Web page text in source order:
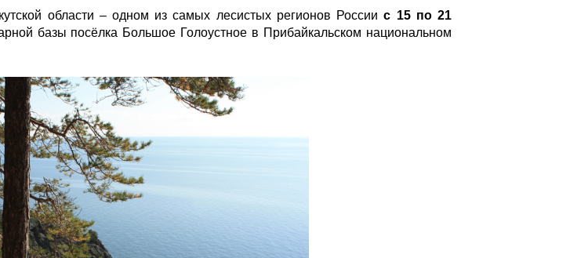
области – одном из самых лесистых регионов Россиис 15 по 21
базы посёлка Большое Голоустное в Прибайкальском национальном